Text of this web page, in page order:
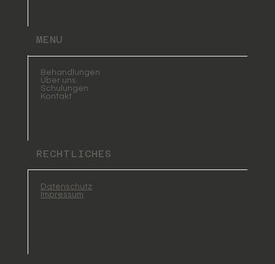
MENU
Behandlungen
Über uns
Schulungen
Kontakt
RECHTLICHES
Datenschutz
Impressum